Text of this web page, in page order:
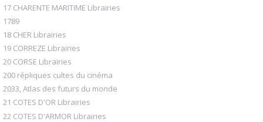
17 CHARENTE MARITIME Librairies
1789
18 CHER Librairies
19 CORREZE Librairies
20 CORSE Librairies
200 répliques cultes du cinéma
2033, Atlas des futurs du monde
21 COTES D'OR Librairies
22 COTES D'ARMOR Librairies